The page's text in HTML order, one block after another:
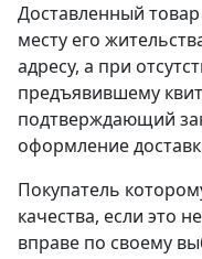
Доставленный
месту его
адресу, а при
предъявившему
подтверждающий
оформление
Покупатель
качества, если это
вправе по своему